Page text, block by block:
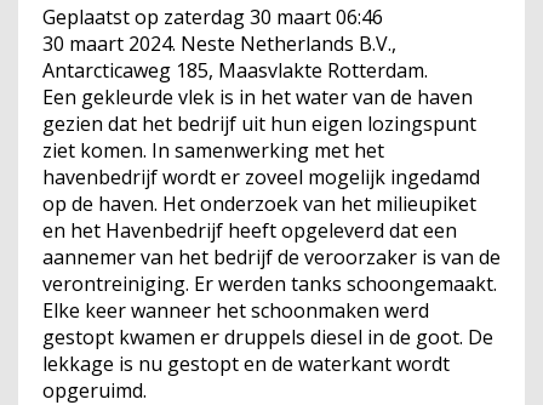
Geplaatst op zaterdag 30 maart 06:46
30 maart 2024. Neste Netherlands B.V.,
Antarcticaweg 185, Maasvlakte Rotterdam.
Een gekleurde vlek is in het water van de haven
gezien dat het bedrijf uit hun eigen lozingspunt
ziet komen. In samenwerking met het
havenbedrijf wordt er zoveel mogelijk ingedamd
op de haven. Het onderzoek van het milieupiket
en het Havenbedrijf heeft opgeleverd dat een
aannemer van het bedrijf de veroorzaker is van de
verontreiniging. Er werden tanks schoongemaakt.
Elke keer wanneer het schoonmaken werd
gestopt kwamen er druppels diesel in de goot. De
lekkage is nu gestopt en de waterkant wordt
opgeruimd.